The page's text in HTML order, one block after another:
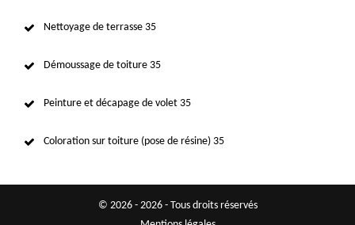
Nettoyage de terrasse 35
Démoussage de toiture 35
Peinture et décapage de volet 35
Coloration sur toiture (pose de résine) 35
© 2026 - 2026 - Tous droits réservés